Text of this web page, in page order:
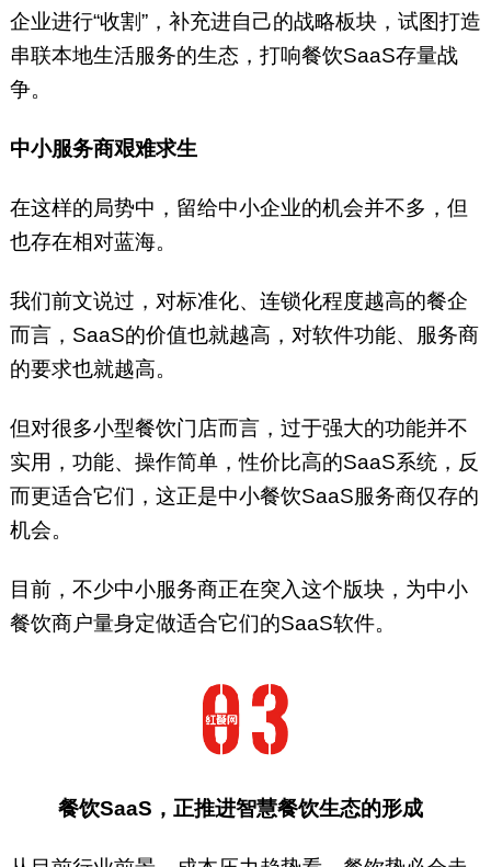
企业进行“收割”，补充进自己的战略板块，试图打造
串联本地生活服务的生态，打响餐饮SaaS存量战
争。
中小服务商艰难求生
在这样的局势中，留给中小企业的机会并不多，但
也存在相对蓝海。
我们前文说过，对标准化、连锁化程度越高的餐企
而言，SaaS的价值也就越高，对软件功能、服务商
的要求也就越高。
但对很多小型餐饮门店而言，过于强大的功能并不
实用，功能、操作简单，性价比高的SaaS系统，反
而更适合它们，这正是中小餐饮SaaS服务商仅存的
机会。
目前，不少中小服务商正在突入这个版块，为中小
餐饮商户量身定做适合它们的SaaS软件。
餐饮SaaS，正推进智慧餐饮生态的形成